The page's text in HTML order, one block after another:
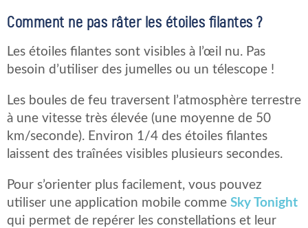
Comment ne pas râter les étoiles filantes ?
Les étoiles filantes sont visibles à l’œil nu. Pas
besoin d’utiliser des jumelles ou un télescope !
Les boules de feu traversent l’atmosphère terrestre
à une vitesse très élevée (une moyenne de 50
km/seconde). Environ 1/4 des étoiles filantes
laissent des traînées visibles plusieurs secondes.
Pour s’orienter plus facilement, vous pouvez
utiliser une application mobile comme Sky Tonight
qui permet de repérer les constellations et leur